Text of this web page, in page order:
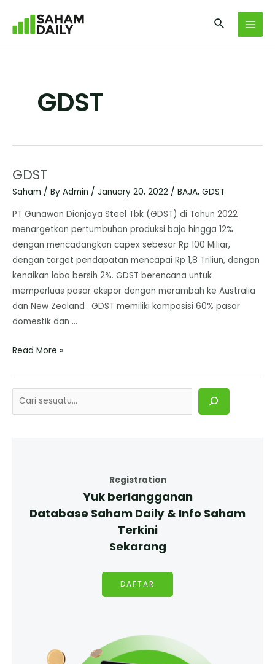
GDST
GDST
Saham / By Admin / January 20, 2022 / BAJA, GDST
PT Gunawan Dianjaya Steel Tbk (GDST) di Tahun 2022
menargetkan pertumbuhan produksi baja hingga 12%
dengan mencadangkan capex sebesar Rp 100 Miliar,
dengan target pendapatan mencapai Rp 1,8 Triliun, dengan
kenaikan laba bersih 2%. GDST berencana untuk
memperluas pasar ekspor dengan merambah ke Australia
dan New Zealand . GDST memiliki komposisi 60% pasar
domestik dan …
Read More »
Registration
Yuk berlangganan
Database Saham Daily & Info Saham
Terkini
Sekarang
DAFTAR